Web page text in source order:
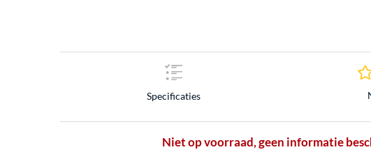
Specificaties
Niet op voorraad, geen informatie